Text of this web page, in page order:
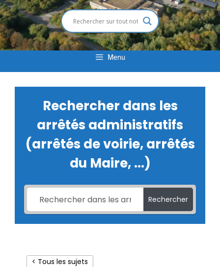
Menu
Rechercher dans les
arrêtés administratifs
(arrêtés de voirie, arrêtés
du Maire, ...)
Rechercher
< Tous les sujets